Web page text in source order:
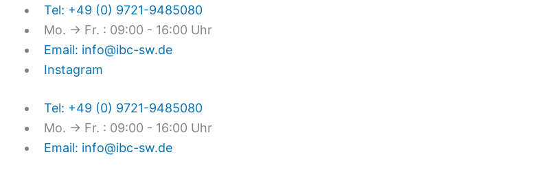
Inhalt
springen
Tel: +49 (0) 9721-9485080
Mo. → Fr. : 09:00 - 16:00 Uhr
Email: info@ibc-sw.de
Instagram
Tel: +49 (0) 9721-9485080
Mo. → Fr. : 09:00 - 16:00 Uhr
Email: info@ibc-sw.de